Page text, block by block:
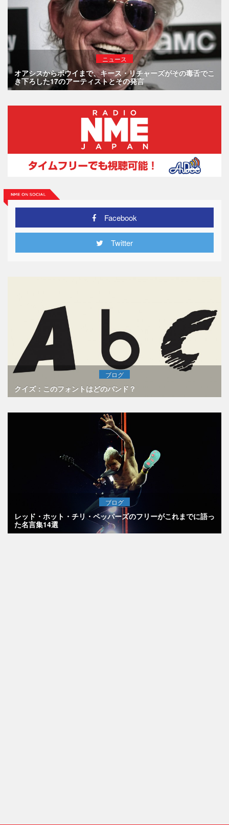
ニュース
オアシスからボウイまで、キース・リチャーズがその毒舌でこ
き下ろした17のアーティストとその発言
Facebook
Twitter
ブログ
クイズ：このフォントはどのバンド？
ブログ
レッド・ホット・チリ・ペッパーズのフリーがこれまでに語っ
た名言集14選